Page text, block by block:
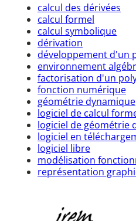
calcul des dérivées
calcul formel
calcul symbolique
dérivation
développement d'un
environnement
factorisation d'un
fonction numérique
géométrie dynamique
logiciel de calcul
logiciel de géométrie
logiciel en
logiciel libre
modélisation
représentation